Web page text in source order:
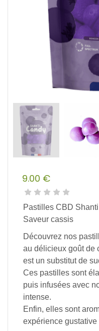
9.00 €
Pastilles CBD
Saveur cassis
Découvrez nos
au délicieux goût de
est un substitut de
Ces pastilles sont
puis infusées avec
intense.
Enfin, elles sont
expérience gustative